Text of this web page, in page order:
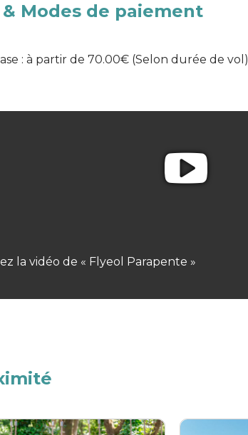
Modes de paiement
: à partir de 70.00€ (Selon durée de vol)
la vidéo de « Flyeol Parapente »